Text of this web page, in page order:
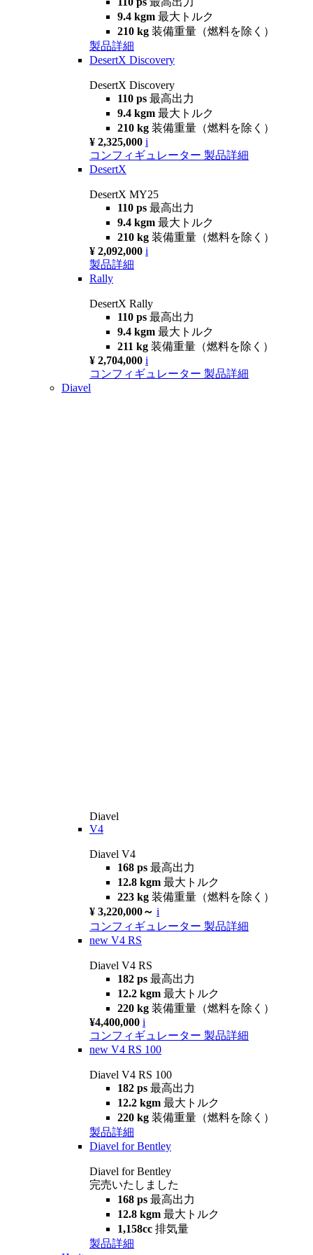
9.4 kgm 最大トルク
210 kg 装備重量（燃料を除く）
製品詳細
DesertX Discovery
DesertX Discovery
110 ps 最高出力
9.4 kgm 最大トルク
210 kg 装備重量（燃料を除く）
¥ 2,325,000 i
コンフィギュレーター 製品詳細
DesertX
DesertX MY25
110 ps 最高出力
9.4 kgm 最大トルク
210 kg 装備重量（燃料を除く）
¥ 2,092,000 i
製品詳細
Rally
DesertX Rally
110 ps 最高出力
9.4 kgm 最大トルク
211 kg 装備重量（燃料を除く）
¥ 2,704,000 i
コンフィギュレーター 製品詳細
Diavel
Diavel
V4
Diavel V4
168 ps 最高出力
12.8 kgm 最大トルク
223 kg 装備重量（燃料を除く）
¥ 3,220,000～ i
コンフィギュレーター 製品詳細
new V4 RS
Diavel V4 RS
182 ps 最高出力
12.2 kgm 最大トルク
220 kg 装備重量（燃料を除く）
¥4,400,000 i
コンフィギュレーター 製品詳細
new V4 RS 100
Diavel V4 RS 100
182 ps 最高出力
12.2 kgm 最大トルク
220 kg 装備重量（燃料を除く）
製品詳細
Diavel for Bentley
Diavel for Bentley
完売いたしました
168 ps 最高出力
12.8 kgm 最大トルク
1,158cc 排気量
製品詳細